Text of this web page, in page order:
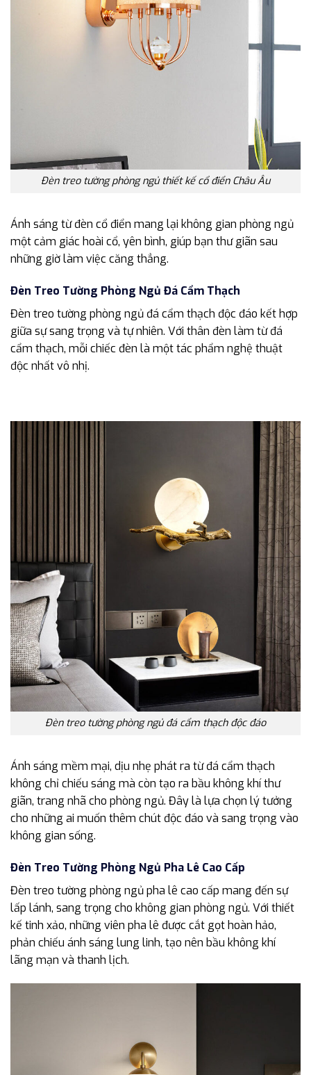
Đèn treo tường phòng ngủ thiết kế cổ điển Châu Âu
Ánh sáng từ đèn cổ điển mang lại không gian phòng ngủ
một cảm giác hoài cổ, yên bình, giúp bạn thư giãn sau
những giờ làm việc căng thẳng.
Đèn Treo Tường Phòng Ngủ Đá Cẩm Thạch
Đèn treo tường phòng ngủ đá cẩm thạch độc đáo kết hợp
giữa sự sang trọng và tự nhiên. Với thân đèn làm từ đá
cẩm thạch, mỗi chiếc đèn là một tác phẩm nghệ thuật
độc nhất vô nhị.
Đèn treo tường phòng ngủ đá cẩm thạch độc đáo
Ánh sáng mềm mại, dịu nhẹ phát ra từ đá cẩm thạch
không chỉ chiếu sáng mà còn tạo ra bầu không khí thư
giãn, trang nhã cho phòng ngủ. Đây là lựa chọn lý tưởng
cho những ai muốn thêm chút độc đáo và sang trọng vào
không gian sống.
Đèn Treo Tường Phòng Ngủ Pha Lê Cao Cấp
Đèn treo tường phòng ngủ pha lê cao cấp mang đến sự
lấp lánh, sang trọng cho không gian phòng ngủ. Với thiết
kế tinh xảo, những viên pha lê được cắt gọt hoàn hảo,
phản chiếu ánh sáng lung linh, tạo nên bầu không khí
lãng mạn và thanh lịch.